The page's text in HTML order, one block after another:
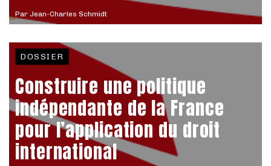
Par Jean-Charles Schmidt
DOSSIER
Construire une politique
indépendante de la France
pour l’application du droit
international